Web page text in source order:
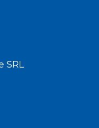
SRL